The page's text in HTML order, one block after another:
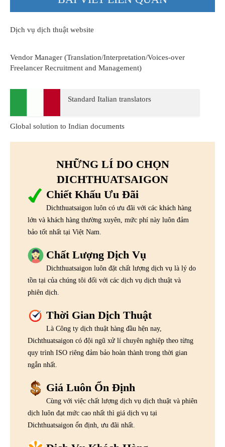
Dịch vụ dịch thuật website
Vendor Manager (Translation/Interpretation/Voices-over
Freelancer Recruitment and Management)
Standard Italian translators
Global solution to Indian documents
NHỮNG LÍ DO CHỌN
DICHTHUATSAIGON
Chiết Khấu Ưu Đãi
Dichthuatsaigon luôn có ưu đãi với các khách hàng
lớn và khách hàng thường xuyên, mức phí này luôn đảm
bảo tốt nhất tại Việt Nam.
Chất Lượng Dịch Vụ
Dichthuatsaigon luôn đặt chất lượng dịch vụ là lý do
tồn tại của chúng tôi đối với các dịch vụ dịch thuật và
phiên dịch.
Thời Gian Dịch Thuật
Là Công ty dịch thuật hàng đầu hện nay,
Dichthuatsaigon có đội ngũ xử lí chuyên nghiệp theo từng
quy trình ISO riêng đảm bảo hoàn thành trong thời gian
ngắn nhất.
Giá Luôn Ổn Định
Cùng với việc chất lượng dịch vụ dịch thuật và phiên
dịch luôn đạt mức cao nhất thì giá dịch vụ tại
Dichthuatsaigon ổn định, ưu đãi nhất.